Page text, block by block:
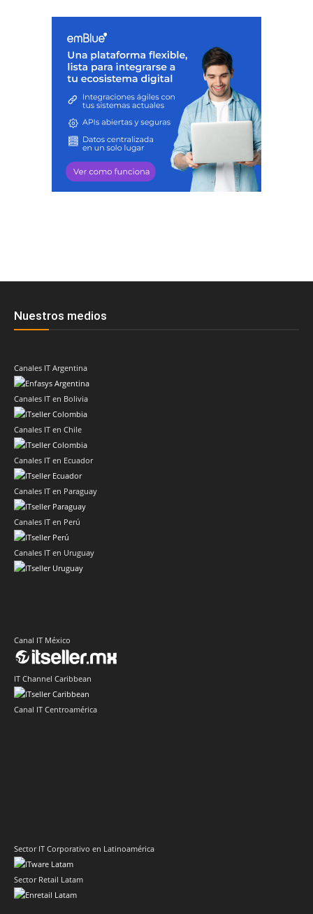
Nuestros medios
Canales IT Argentina
Canales IT en Bolivia
Canales IT en Chile
Canales IT en Ecuador
Canales IT en Paraguay
Canales IT en Perú
Canales IT en Uruguay
Canal IT México
IT Channel Caribbean
Canal IT Centroamérica
Sector IT Corporativo en Latinoamérica
Sector Retail Latam